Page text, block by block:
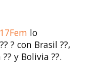
lo
? con Brasil ??,
y Bolivia ??.